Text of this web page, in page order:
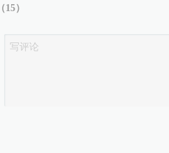
（15）